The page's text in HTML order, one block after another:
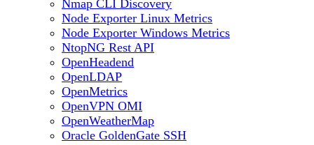
Nmap CLI Discovery
Node Exporter Linux Metrics
Node Exporter Windows Metrics
NtopNG Rest API
OpenHeadend
OpenLDAP
OpenMetrics
OpenVPN OMI
OpenWeatherMap
Oracle GoldenGate SSH